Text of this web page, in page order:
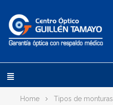
Home Tipos de monturas